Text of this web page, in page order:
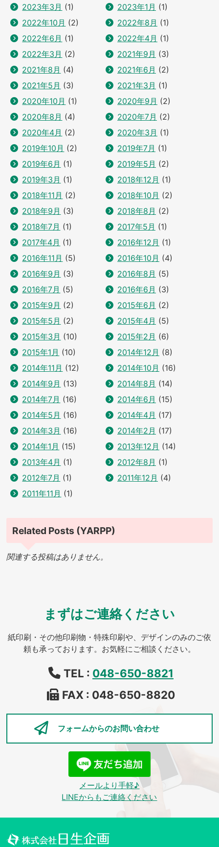
2023年3月 (1) 2023年1月 (1)
2022年10月 (2) 2022年8月 (1)
2022年6月 (1) 2022年4月 (1)
2022年3月 (2) 2021年9月 (3)
2021年8月 (4) 2021年6月 (2)
2021年5月 (3) 2021年3月 (1)
2020年10月 (1) 2020年9月 (2)
2020年8月 (4) 2020年7月 (2)
2020年4月 (2) 2020年3月 (1)
2019年10月 (2) 2019年7月 (1)
2019年6月 (1) 2019年5月 (2)
2019年3月 (1) 2018年12月 (1)
2018年11月 (2) 2018年10月 (2)
2018年9月 (3) 2018年8月 (2)
2018年7月 (1) 2017年5月 (1)
2017年4月 (1) 2016年12月 (1)
2016年11月 (5) 2016年10月 (4)
2016年9月 (3) 2016年8月 (5)
2016年7月 (5) 2016年6月 (3)
2015年9月 (2) 2015年6月 (2)
2015年5月 (2) 2015年4月 (5)
2015年3月 (10) 2015年2月 (6)
2015年1月 (10) 2014年12月 (8)
2014年11月 (12) 2014年10月 (16)
2014年9月 (13) 2014年8月 (14)
2014年7月 (16) 2014年6月 (15)
2014年5月 (16) 2014年4月 (17)
2014年3月 (16) 2014年2月 (17)
2014年1月 (15) 2013年12月 (14)
2013年4月 (1) 2012年8月 (1)
2012年7月 (1) 2011年12月 (4)
2011年11月 (1)
Related Posts (YARPP)
関連する投稿はありません。
まずはご連絡ください
紙印刷・その他印刷物・特殊印刷や、デザインのみのご依
頼も承っております。お気軽にご相談ください。
TEL : 048-650-8821
FAX : 048-650-8820
フォームからのお問い合わせ
メールより手軽♪
LINEからもご連絡ください